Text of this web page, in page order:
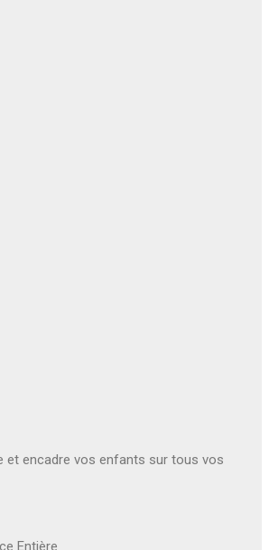
et encadre vos enfants sur tous vos
Entière